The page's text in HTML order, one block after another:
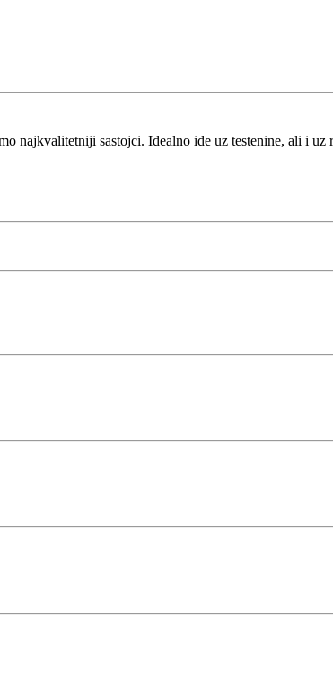
najkvalitetniji sastojci. Idealno ide uz testenine, ali i uz